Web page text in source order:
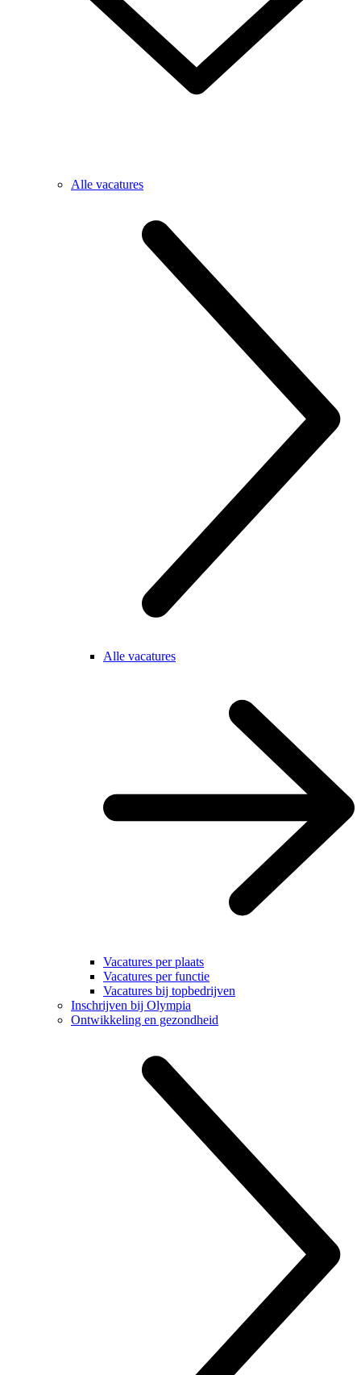
Alle vacatures
Alle vacatures
Vacatures per plaats
Vacatures per functie
Vacatures bij topbedrijven
Inschrijven bij Olympia
Ontwikkeling en gezondheid